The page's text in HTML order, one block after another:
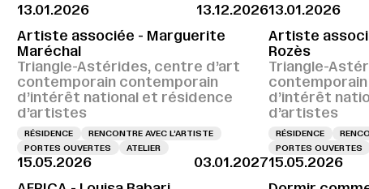
13.01.2026
13.12.2026
Artiste associée - Marguerite
Maréchal
Triangle-Astérides, centre d’art
contemporain contemporain
d’intérêt national et résidence
d’artistes
RÉSIDENCE
RENCONTRE AVEC L’ARTISTE
PORTES OUVERTES
ATELIER
13.01.2026
Artiste
Rozès
Triangle-
d’intérêt
d’artistes
RÉSIDENCE
PORTES OUVERTES
15.05.2026
03.01.202715.05.2026